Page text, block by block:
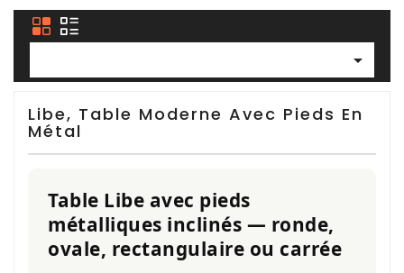
Tables
De
Cuisine
De
Cuisine
Salle
Manger

Libe, Table Moderne Avec Pieds En
Métal
Table Libe avec pieds
métalliques inclinés — ronde,
ovale, rectangulaire ou carrée